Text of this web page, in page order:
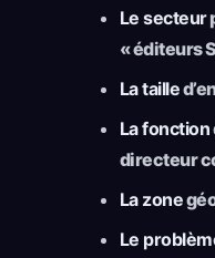
Le secteur
« éditeurs
La taille
La fonction
directeur
La zone
Le